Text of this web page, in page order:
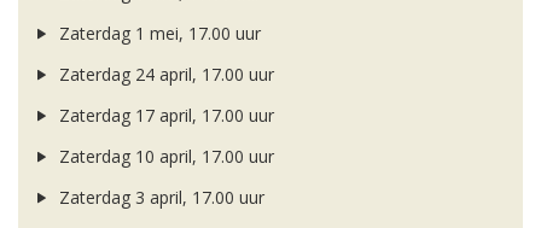
Zaterdag 1 mei, 17.00 uur
Zaterdag 24 april, 17.00 uur
Zaterdag 17 april, 17.00 uur
Zaterdag 10 april, 17.00 uur
Zaterdag 3 april, 17.00 uur